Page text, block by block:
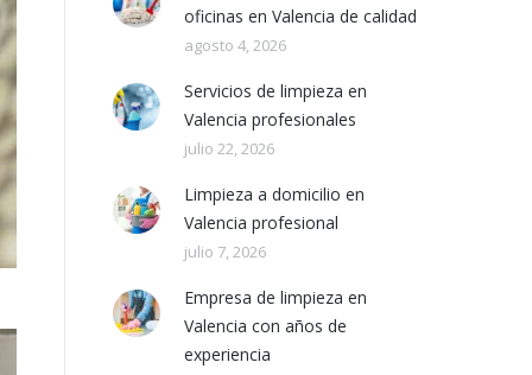
oficinas en Valencia de calidad
agosto 4, 2026
Servicios de limpieza en
Valencia profesionales
julio 22, 2026
Limpieza a domicilio en
Valencia profesional
julio 7, 2026
Empresa de limpieza en
Valencia con años de
experiencia